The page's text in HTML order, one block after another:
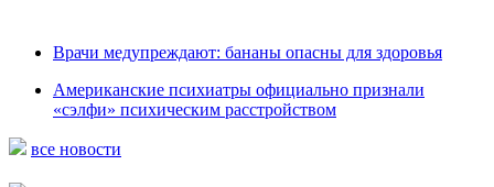
Врачи медупреждают: бананы опасны для здоровья
Американские психиатры официально признали
«сэлфи» психическим расстройством
все новости